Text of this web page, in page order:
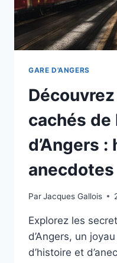
GARE D'ANGERS
cachés de
d’Angers
ParJacques Gallois
Explorez les
d’Angers, un
d’histoire et